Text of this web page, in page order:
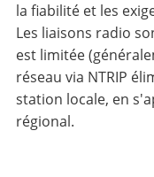
la fiabilité et les
Les liaisons radio
est limitée
réseau via NTRIP
station locale, en
régional.